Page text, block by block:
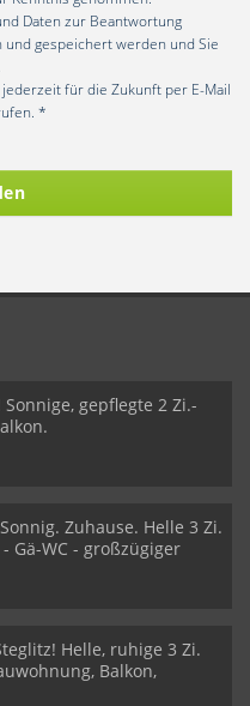
Daten zur Beantwortung
gespeichert werden und Sie
für die Zukunft per E-Mail
*
gepflegte 2 Zi.-
Zuhause. Helle 3 Zi.
Gä-WC - großzügiger
Helle, ruhige 3 Zi.
Balkon,